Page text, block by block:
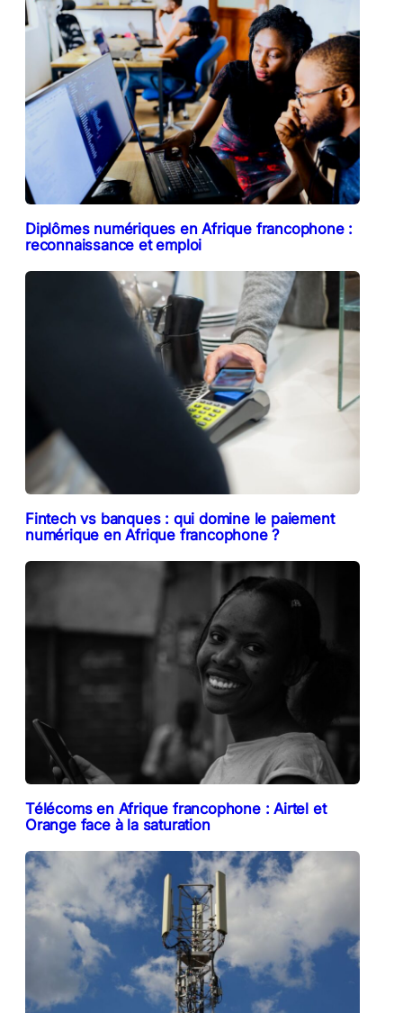
Diplômes numériques en Afrique francophone :
reconnaissance et emploi
Fintech vs banques : qui domine le paiement
numérique en Afrique francophone ?
Télécoms en Afrique francophone : Airtel et
Orange face à la saturation